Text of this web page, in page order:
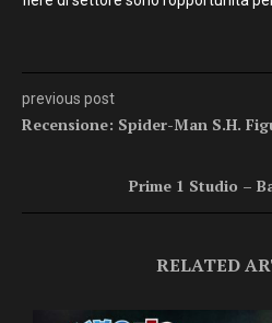
previous post
Recensione: Spider-Man S.H.
Prime 1 Studio –
RELATED